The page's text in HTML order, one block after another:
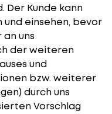
Der Kunde kann
einsehen, bevor
uns
der weiteren
und
bzw. weiterer
durch uns
Vorschlag